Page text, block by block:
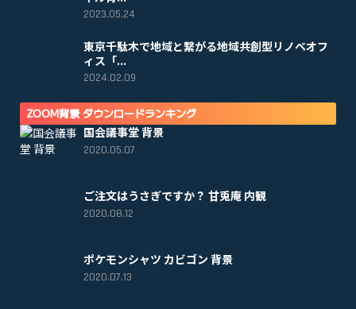
2023.05.24
東京千駄木で地域と繋がる地域共創型リノベオフ
ィス「...
2024.02.09
ZOOM背景 ダウンロードランキング
国会議事堂 背景
2020.05.07
ご注文はうさぎですか？ 甘兎庵 内観
2020.08.12
ポケモンシャツ カビゴン 背景
2020.07.13